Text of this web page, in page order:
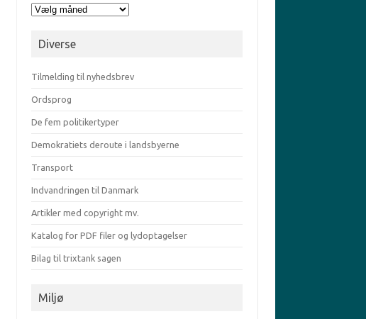
Arkiv
måneder
Diverse
Tilmelding til nyhedsbrev
Ordsprog
De fem politikertyper
Demokratiets deroute i landsbyerne
Transport
Indvandringen til Danmark
Artikler med copyright mv.
Katalog for PDF filer og lydoptagelser
Bilag til trixtank sagen
Miljø